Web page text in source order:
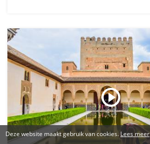
Deze website maakt gebruik van cookies. Lees meer